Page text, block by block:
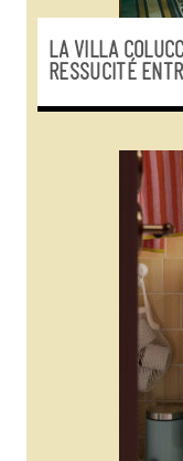
LA VILLA
RESSUCITÉ